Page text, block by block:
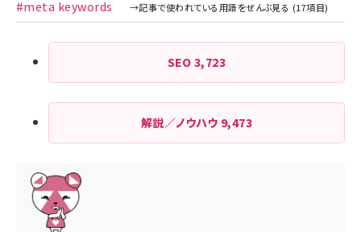
#meta keywords
SEO 3,723
解説／ノウハウ 9,473